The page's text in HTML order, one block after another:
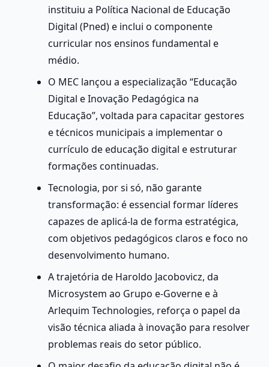
instituiu a Política Nacional de Educação
Digital (Pned) e inclui o componente
curricular nos ensinos fundamental e
médio.
O MEC lançou a especialização “Educação
Digital e Inovação Pedagógica na
Educação”, voltada para capacitar gestores
e técnicos municipais a implementar o
currículo de educação digital e estruturar
formações continuadas.
Tecnologia, por si só, não garante
transformação: é essencial formar líderes
capazes de aplicá-la de forma estratégica,
com objetivos pedagógicos claros e foco no
desenvolvimento humano.
A trajetória de Haroldo Jacobovicz, da
Microsystem ao Grupo e-Governe e à
Arlequim Technologies, reforça o papel da
visão técnica aliada à inovação para resolver
problemas reais do setor público.